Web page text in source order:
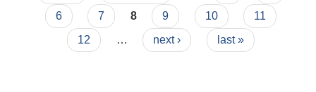
6
7 8 9 10
11
12
… next › last »